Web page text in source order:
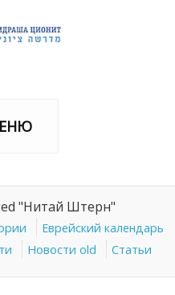
"Нитай Штерн"
Еврейский календарь
Новости old Статьи